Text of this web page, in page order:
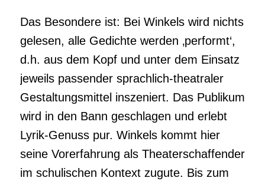
Das Besondere ist: Bei Winkels wird nichts
gelesen, alle Gedichte werden ‚performt‘,
d.h. aus dem Kopf und unter dem Einsatz
jeweils passender sprachlich-theatraler
Gestaltungsmittel inszeniert. Das Publikum
wird in den Bann geschlagen und erlebt
Lyrik-Genuss pur. Winkels kommt hier
seine Vorerfahrung als Theaterschaffender
im schulischen Kontext zugute. Bis zum